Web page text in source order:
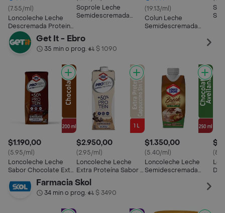
(7.55/ml)
Loncoleche Leche
Descremada Protein
Full Pro Sabor a Vainilla
Soprole Leche
Semidescremada
(19.13/ml)
Colun Leche
Semidescremada
Get It - Ebro
35 min o prog.• $ 1090
$1.190,00
(5.95/ml)
Loncoleche Leche
Sabor Chocolate Extra
$2.950,00
(2.95/ml)
Loncoleche Leche
Extra Proteína Sabor a
Cappuccino
$1.350,00
(5.40/ml)
Loncoleche Leche
Semidescremada
Farmacia Skol
34 min o prog.• $ 3490